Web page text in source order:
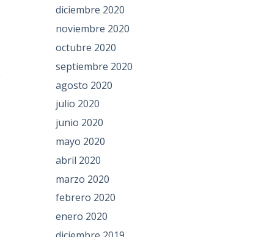
diciembre 2020
noviembre 2020
octubre 2020
septiembre 2020
agosto 2020
julio 2020
junio 2020
mayo 2020
abril 2020
marzo 2020
febrero 2020
enero 2020